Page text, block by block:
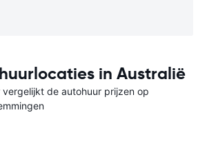
in Australië
vergelijkt de autohuur prijzen op